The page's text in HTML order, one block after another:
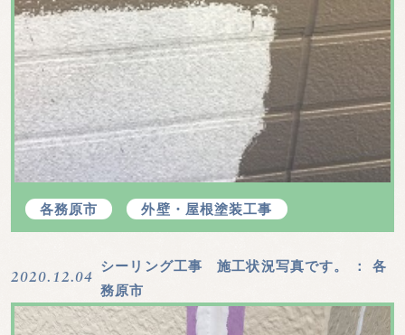
058-201-5557
各務原市 外壁・屋根塗装工事
2020.12.04
シーリング工事 施工状況写真です。
： 各
務原市